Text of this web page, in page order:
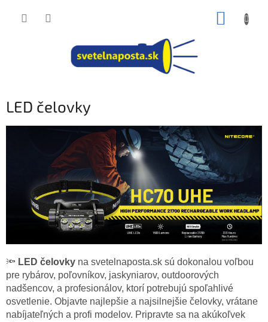
LED čelovky
🔦 LED čelovky na svetelnaposta.sk sú dokonalou voľbou
pre rybárov, poľovníkov, jaskyniarov, outdoorových
nadšencov, a profesionálov, ktorí potrebujú spoľahlivé
osvetlenie. Objavte najlepšie a najsilnejšie čelovky, vrátane
nabíjateľných a profi modelov. Pripravte sa na akúkoľvek